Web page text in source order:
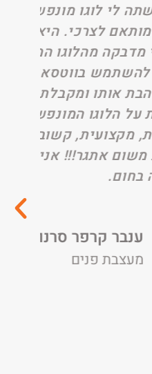
לוגו מונפש
לצרכי. היא אפילו
מהלוגו המונפש
בווטסאפ. אני
ומקבלת המון
המונפש. נסיה
קשובה ולא
אתגר!!! אני
קרפר סרנוביץ
פנים